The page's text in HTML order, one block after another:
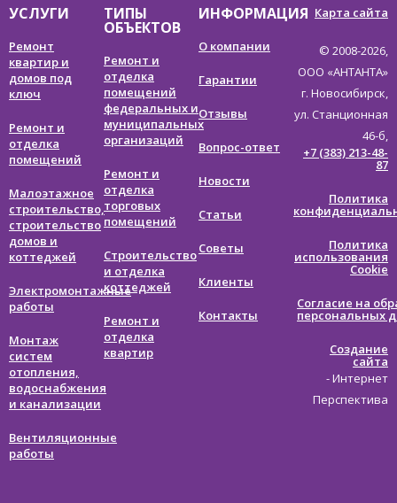
УСЛУГИ
Ремонт
квартир и
домов под
ключ
Ремонт и
отделка
помещений
Малоэтажное
строительство,
строительство
домов и
коттеджей
Электромонтажные
работы
Монтаж
систем
отопления,
водоснабжения
и канализации
Вентиляционные
работы
ТИПЫ
ОБЪЕКТОВ
Ремонт и
отделка
помещений
федеральных и
муниципальных
организаций
Ремонт и
отделка
торговых
помещений
Строительство
и отделка
коттеджей
Ремонт и
отделка
квартир
ИНФОРМАЦИЯ
О компании
Гарантии
Отзывы
Вопрос-ответ
Новости
Статьи
Советы
Клиенты
Контакты
Карта сайта
© 2008-2026,
ООО «АНТАНТА»
г. Новосибирск,
ул. Станционная
46-б,
+7 (383) 213-48-
87
Политика
Политика
использования
Cookie
Согласие на
персональных
Создание
сайта
- Интернет
Перспектива